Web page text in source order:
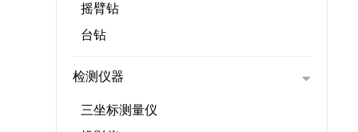
摇臂钻
台钻
检测仪器
三坐标测量仪